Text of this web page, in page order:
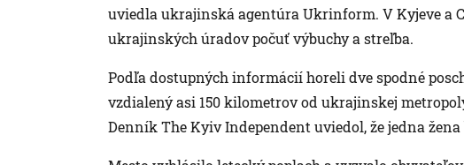
uviedla ukrajinská agentúra Ukrinform. V Kyjeve a
ukrajinských úradov počuť výbuchy a streľba.
Podľa dostupných informácií horeli dve spodné
vzdialený asi 150 kilometrov od ukrajinskej
Denník The Kyiv Independent uviedol, že jedna